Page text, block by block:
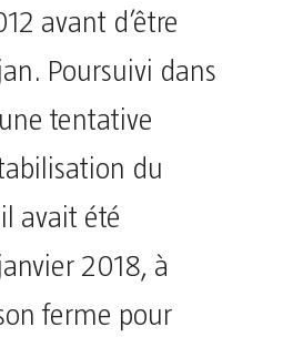
avant d’être
Poursuivi dans
tentative
du
avait été
2018, à
ferme pour